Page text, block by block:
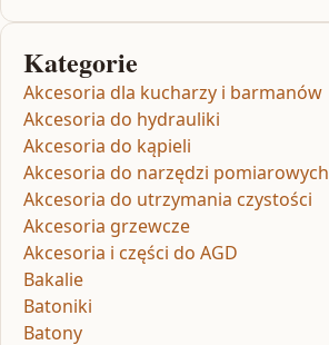
Kategorie
Akcesoria dla kucharzy i barmanów
Akcesoria do hydrauliki
Akcesoria do kąpieli
Akcesoria do narzędzi pomiarowych
Akcesoria do utrzymania czystości
Akcesoria grzewcze
Akcesoria i części do AGD
Bakalie
Batoniki
Batony